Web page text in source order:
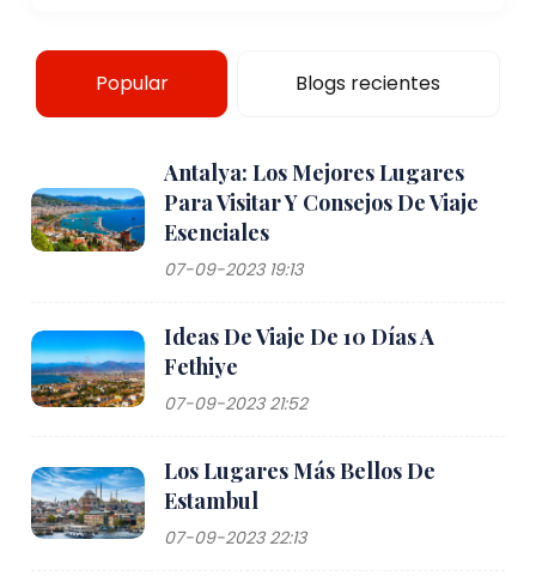
Popular Blogs recientes
Antalya: Los Mejores Lugares
Para Visitar Y Consejos De Viaje
Esenciales
07-09-2023 19:13
Ideas De Viaje De 10 Días A
Fethiye
07-09-2023 21:52
Los Lugares Más Bellos De
Estambul
07-09-2023 22:13